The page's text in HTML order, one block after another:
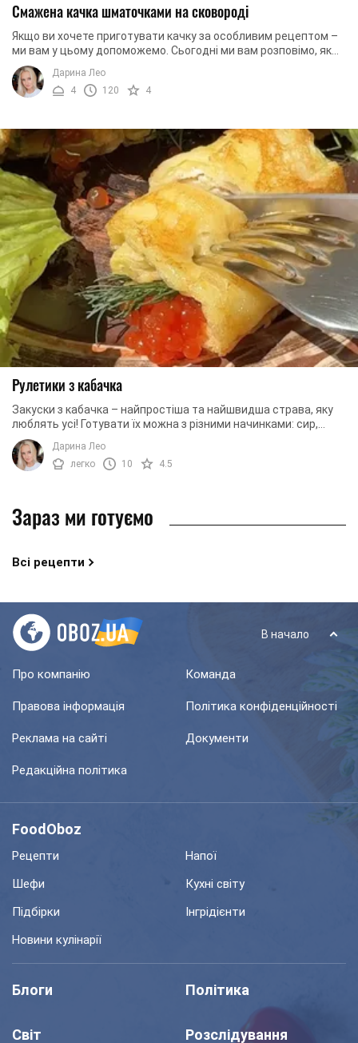
Смажена качка шматочками на сковороді
Якщо ви хочете приготувати качку за особливим рецептом –
ми вам у цьому допоможемо. Сьогодні ми вам розповімо, як
приготувати качку з яблуками. ...
Дарина Лео
4
120 4
Рулетики з кабачка
Закуски з кабачка – найпростіша та найшвидша страва, яку
люблять усі! Готувати їх можна з різними начинками: сир,
яйця, зелень, помідори!
Дарина Лео
легко
10 4.5
Зараз ми готуємо
Всі рецепти
В начало
Про компанію Команда
Правова інформація Політика конфіденційності
Реклама на сайті Документи
Редакційна політика
FoodOboz
Рецепти
Напої
Шефи
Кухні світу
Підбірки
Інгрідієнти
Новини кулінарії
Блоги Політика
Світ Розслідування